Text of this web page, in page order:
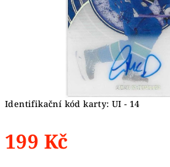
Identifikační kód karty: UI - 14
199 Kč